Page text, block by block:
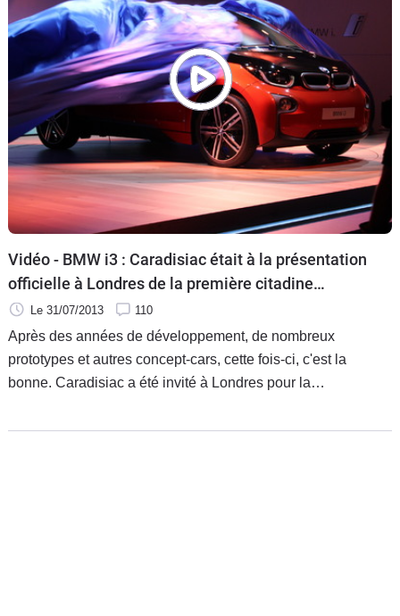
Vidéo - BMW i3 : Caradisiac était à la présentation
officielle à Londres de la première citadine
premium électrique
Le 31/07/2013 110
Après des années de développement, de nombreux
prototypes et autres concept-cars, cette fois-ci, c'est la
bonne. Caradisiac a été invité à Londres pour la
100 % électrique